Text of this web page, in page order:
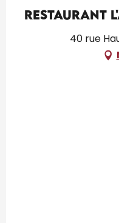
Restaurant
40 rue